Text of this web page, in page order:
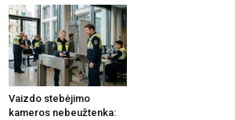
Vaizdo stebėjimo
kameros nebeužtenka: